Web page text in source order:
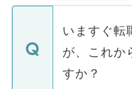
に、医療機
みを人材紹
ています。
定を承諾する
の辞退の連
個人情報が漏
で、ご安心
などで収集
ご本人のキ
支援を目的
いますぐ転
が、これか
すか？